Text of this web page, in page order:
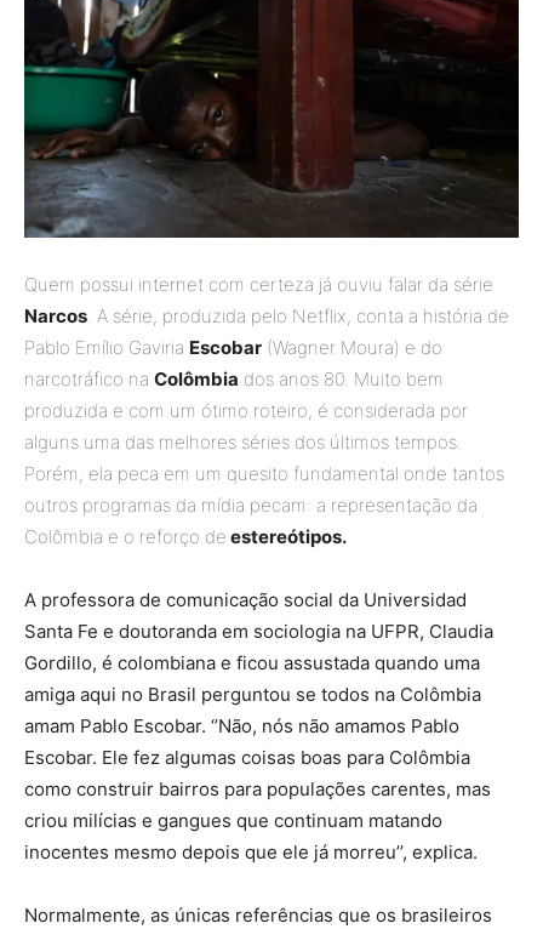
Quem possui internet com certeza já ouviu falar da série
Narcos . A série, produzida pelo Netflix, conta a história de
Pablo Emílio Gaviria Escobar (Wagner Moura) e do
narcotráfico na Colômbia dos anos 80. Muito bem
produzida e com um ótimo roteiro, é considerada por
alguns uma das melhores séries dos últimos tempos.
Porém, ela peca em um quesito fundamental onde tantos
outros programas da mídia pecam: a representação da
Colômbia e o reforço de estereótipos.
A professora de comunicação social da Universidad
Santa Fe e doutoranda em sociologia na UFPR, Claudia
Gordillo, é colombiana e ficou assustada quando uma
amiga aqui no Brasil perguntou se todos na Colômbia
amam Pablo Escobar. ‘’Não, nós não amamos Pablo
Escobar. Ele fez algumas coisas boas para Colômbia
como construir bairros para populações carentes, mas
criou milícias e gangues que continuam matando
inocentes mesmo depois que ele já morreu’’, explica.
Normalmente, as únicas referências que os brasileiros